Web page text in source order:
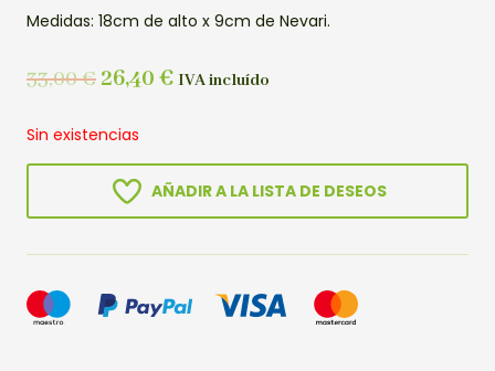
Medidas: 18cm de alto x 9cm de Nevari.
33,00€ 26,40 € IVA incluído
Sin existencias
AÑADIR A LA LISTA DE DESEOS